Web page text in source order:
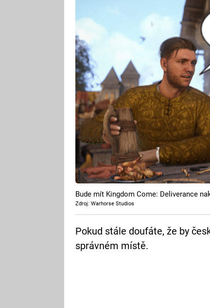
Bude mít Kingdom Come: Deliverance
Zdroj: Warhorse Studios
Pokud stále doufáte, že by
správném místě.